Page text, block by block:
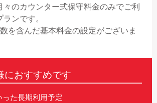
々のカウンター式保守料金のみでご利
ンです。
を含んだ基本料金の設定がございま
におすすめです
た長期利用予定